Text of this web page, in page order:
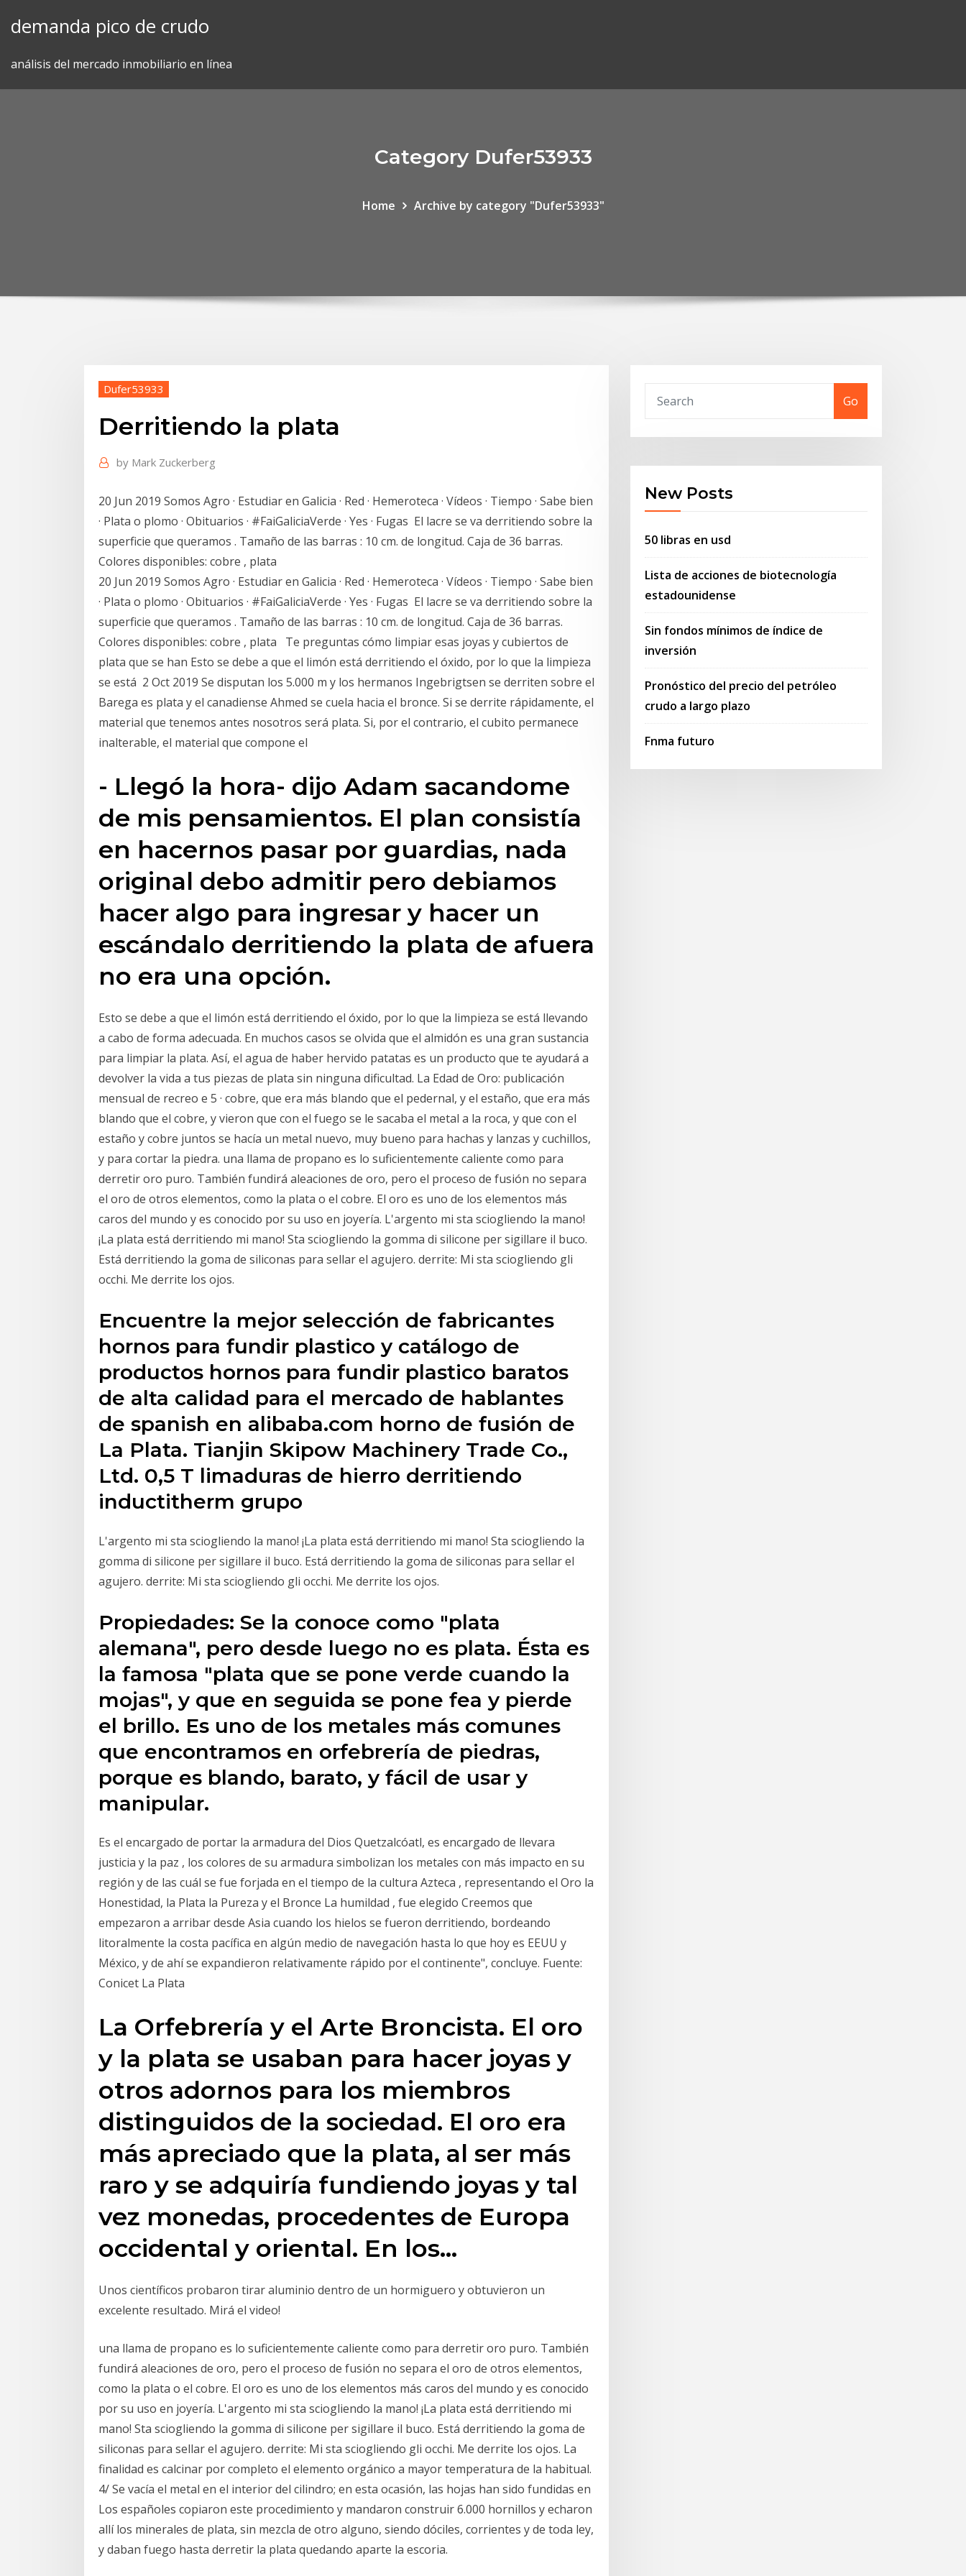
demanda pico de crudo
análisis del mercado inmobiliario en línea
Category Dufer53933
Home Archive by category "Dufer53933"
Dufer53933
Derritiendo la plata
by Mark Zuckerberg
20 Jun 2019 Somos Agro · Estudiar en Galicia · Red · Hemeroteca · Vídeos · Tiempo · Sabe bien
· Plata o plomo · Obituarios · #FaiGaliciaVerde · Yes · Fugas El lacre se va derritiendo sobre la
superficie que queramos . Tamaño de las barras : 10 cm. de longitud. Caja de 36 barras.
Colores disponibles: cobre , plata
20 Jun 2019 Somos Agro · Estudiar en Galicia · Red · Hemeroteca · Vídeos · Tiempo · Sabe bien
· Plata o plomo · Obituarios · #FaiGaliciaVerde · Yes · Fugas El lacre se va derritiendo sobre la
superficie que queramos . Tamaño de las barras : 10 cm. de longitud. Caja de 36 barras.
Colores disponibles: cobre , plata Te preguntas cómo limpiar esas joyas y cubiertos de
plata que se han Esto se debe a que el limón está derritiendo el óxido, por lo que la limpieza
se está 2 Oct 2019 Se disputan los 5.000 m y los hermanos Ingebrigtsen se derriten sobre el
Barega es plata y el canadiense Ahmed se cuela hacia el bronce. Si se derrite rápidamente, el
material que tenemos antes nosotros será plata. Si, por el contrario, el cubito permanece
inalterable, el material que compone el
- Llegó la hora- dijo Adam sacandome
de mis pensamientos. El plan consistía
en hacernos pasar por guardias, nada
original debo admitir pero debiamos
hacer algo para ingresar y hacer un
escándalo derritiendo la plata de afuera
no era una opción.
Esto se debe a que el limón está derritiendo el óxido, por lo que la limpieza se está llevando
a cabo de forma adecuada. En muchos casos se olvida que el almidón es una gran sustancia
para limpiar la plata. Así, el agua de haber hervido patatas es un producto que te ayudará a
devolver la vida a tus piezas de plata sin ninguna dificultad. La Edad de Oro: publicación
mensual de recreo e 5 · cobre, que era más blando que el pedernal, y el estaño, que era más
blando que el cobre, y vieron que con el fuego se le sacaba el metal a la roca, y que con el
estaño y cobre juntos se hacía un metal nuevo, muy bueno para hachas y lanzas y cuchillos,
y para cortar la piedra. una llama de propano es lo suficientemente caliente como para
derretir oro puro. También fundirá aleaciones de oro, pero el proceso de fusión no separa
el oro de otros elementos, como la plata o el cobre. El oro es uno de los elementos más
caros del mundo y es conocido por su uso en joyería. L'argento mi sta sciogliendo la mano!
¡La plata está derritiendo mi mano! Sta sciogliendo la gomma di silicone per sigillare il buco.
Está derritiendo la goma de siliconas para sellar el agujero. derrite: Mi sta sciogliendo gli
occhi. Me derrite los ojos.
Encuentre la mejor selección de fabricantes
hornos para fundir plastico y catálogo de
productos hornos para fundir plastico baratos
de alta calidad para el mercado de hablantes
de spanish en alibaba.com horno de fusión de
La Plata. Tianjin Skipow Machinery Trade Co.,
Ltd. 0,5 T limaduras de hierro derritiendo
inductitherm grupo
L'argento mi sta sciogliendo la mano! ¡La plata está derritiendo mi mano! Sta sciogliendo la
gomma di silicone per sigillare il buco. Está derritiendo la goma de siliconas para sellar el
agujero. derrite: Mi sta sciogliendo gli occhi. Me derrite los ojos.
Propiedades: Se la conoce como "plata
alemana", pero desde luego no es plata. Ésta es
la famosa "plata que se pone verde cuando la
mojas", y que en seguida se pone fea y pierde
el brillo. Es uno de los metales más comunes
que encontramos en orfebrería de piedras,
porque es blando, barato, y fácil de usar y
manipular.
Es el encargado de portar la armadura del Dios Quetzalcóatl, es encargado de llevara
justicia y la paz , los colores de su armadura simbolizan los metales con más impacto en su
región y de las cuál se fue forjada en el tiempo de la cultura Azteca , representando el Oro la
Honestidad, la Plata la Pureza y el Bronce La humildad , fue elegido Creemos que
empezaron a arribar desde Asia cuando los hielos se fueron derritiendo, bordeando
litoralmente la costa pacífica en algún medio de navegación hasta lo que hoy es EEUU y
México, y de ahí se expandieron relativamente rápido por el continente", concluye. Fuente:
Conicet La Plata
La Orfebrería y el Arte Broncista. El oro
y la plata se usaban para hacer joyas y
otros adornos para los miembros
distinguidos de la sociedad. El oro era
más apreciado que la plata, al ser más
raro y se adquiría fundiendo joyas y tal
vez monedas, procedentes de Europa
occidental y oriental. En los…
Unos científicos probaron tirar aluminio dentro de un hormiguero y obtuvieron un
excelente resultado. Mirá el video!
una llama de propano es lo suficientemente caliente como para derretir oro puro. También
fundirá aleaciones de oro, pero el proceso de fusión no separa el oro de otros elementos,
como la plata o el cobre. El oro es uno de los elementos más caros del mundo y es conocido
por su uso en joyería. L'argento mi sta sciogliendo la mano! ¡La plata está derritiendo mi
mano! Sta sciogliendo la gomma di silicone per sigillare il buco. Está derritiendo la goma de
siliconas para sellar el agujero. derrite: Mi sta sciogliendo gli occhi. Me derrite los ojos. La
finalidad es calcinar por completo el elemento orgánico a mayor temperatura de la habitual.
4/ Se vacía el metal en el interior del cilindro; en esta ocasión, las hojas han sido fundidas en
Los españoles copiaron este procedimiento y mandaron construir 6.000 hornillos y echaron
allí los minerales de plata, sin mezcla de otro alguno, siendo dóciles, corrientes y de toda ley,
y daban fuego hasta derretir la plata quedando aparte la escoria.
Go
New Posts
50 libras en usd
Lista de acciones de biotecnología
estadounidense
Sin fondos mínimos de índice de
inversión
Pronóstico del precio del petróleo
crudo a largo plazo
Fnma futuro